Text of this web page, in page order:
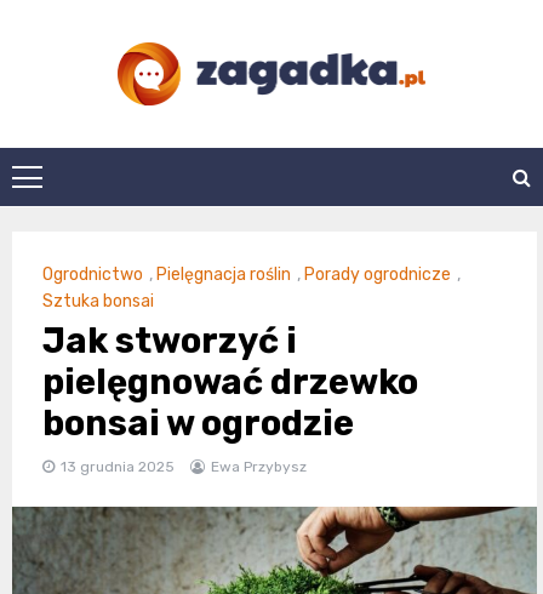
zagadka.pl
Ogrodnictwo , Pielęgnacja roślin , Porady ogrodnicze ,
Sztuka bonsai
Jak stworzyć i
pielęgnować drzewko
bonsai w ogrodzie
13 grudnia 2025 Ewa Przybysz